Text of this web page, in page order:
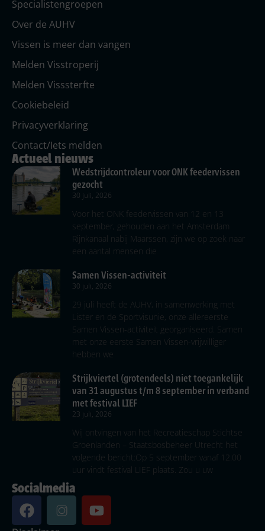
Specialistengroepen
Over de AUHV
Vissen is meer dan vangen
Melden Visstroperij
Melden Visssterfte
Cookiebeleid
Privacyverklaring
Contact/Iets melden
Actueel nieuws
Wedstrijdcontroleur voor ONK feedervissen
gezocht
30 juli, 2026
Voor het ONK feedervissen van 12 en 13
september, gehouden aan het Amsterdam
Rijnkanaal nabij Maarssen, zijn we op zoek naar
een aantal mensen die
Samen Vissen-activiteit
30 juli, 2026
29 juli heeft de AUHV, in samenwerking met
Lister en de Sportvisunie, onze allereerste
Samen Vissen-activiteit georganiseerd. Samen
met onze eerste Samen Vissen-vrijwilliger
hebben we
Strijkviertel (grotendeels) niet toegankelijk
van 31 augustus t/m 8 september in verband
met festival LIEF
23 juli, 2026
Wij ontvingen van het Recreatieschap Stichtse
Groenlanden – Staatsbosbeheer Utrecht het
volgende bericht:Op 5 september vanaf 12.00
uur vindt festival LIEF plaats. Zou u uw
Socialmedia